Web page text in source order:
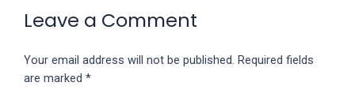
Leave a Comment
Your email address will not be published. Required fields
are marked*